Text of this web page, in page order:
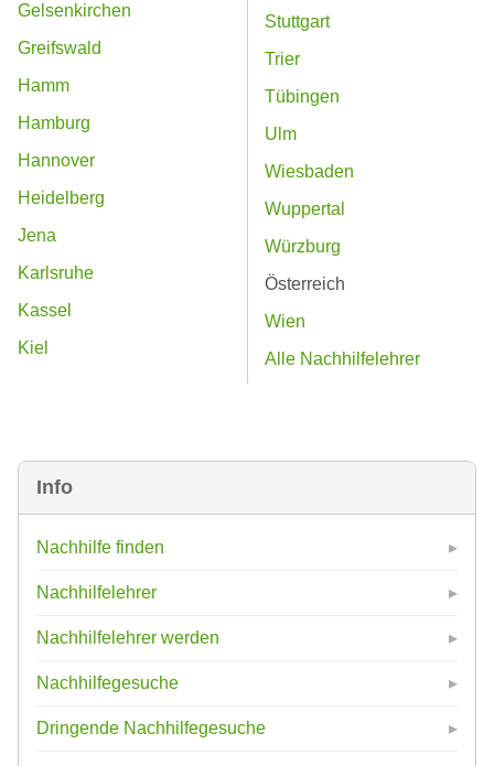
Info
Nachhilfe finden
Nachhilfelehrer
Nachhilfelehrer werden
Nachhilfegesuche
Dringende Nachhilfegesuche
Gelsenkirchen
Greifswald
Hamm
Hamburg
Hannover
Heidelberg
Jena
Karlsruhe
Kassel
Kiel
Stuttgart
Trier
Tübingen
Ulm
Wiesbaden
Wuppertal
Würzburg
Österreich
Wien
Alle Nachhilfelehrer